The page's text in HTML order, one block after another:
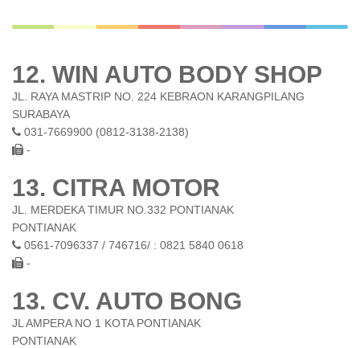
12. WIN AUTO BODY SHOP
JL. RAYA MASTRIP NO. 224 KEBRAON KARANGPILANG
SURABAYA
031-7669900 (0812-3138-2138)
-
13. CITRA MOTOR
JL. MERDEKA TIMUR NO.332 PONTIANAK
PONTIANAK
0561-7096337 / 746716/ : 0821 5840 0618
-
13. CV. AUTO BONG
JL AMPERA NO 1 KOTA PONTIANAK
PONTIANAK